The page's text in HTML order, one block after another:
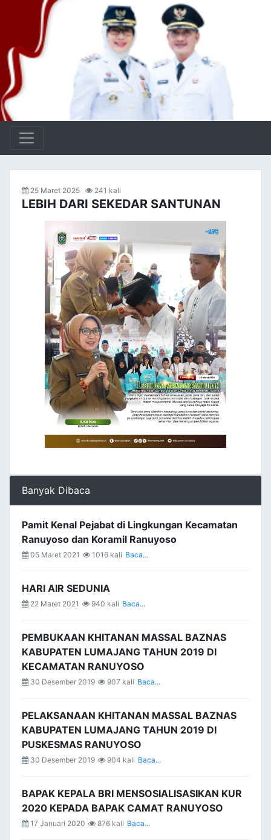
25 Maret 2025 241 kali
LEBIH DARI SEKEDAR SANTUNAN
Banyak Dibaca
Pamit Kenal Pejabat di Lingkungan Kecamatan
Ranuyoso dan Koramil Ranuyoso
05 Maret 2021 1016 kali Baca...
HARI AIR SEDUNIA
22 Maret 2021 940 kali Baca...
PEMBUKAAN KHITANAN MASSAL BAZNAS
KABUPATEN LUMAJANG TAHUN 2019 DI
KECAMATAN RANUYOSO
30 Desember 2019 907 kali Baca...
PELAKSANAAN KHITANAN MASSAL BAZNAS
KABUPATEN LUMAJANG TAHUN 2019 DI
PUSKESMAS RANUYOSO
30 Desember 2019 904 kali Baca...
BAPAK KEPALA BRI MENSOSIALISASIKAN KUR
2020 KEPADA BAPAK CAMAT RANUYOSO
17 Januari 2020 876 kali Baca...